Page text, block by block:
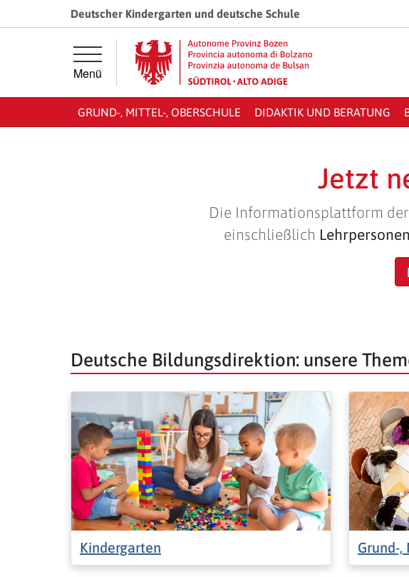
Springe direkt zur Hauptnavigation
Springe direkt zum InhaltDeutscher Kindergarten und deutsche Schule
Menü
GRUND-, MITTEL-, OBERSCHULE DIDAKTIK UND BERATUNG
Jetzt
Die Informationsplattform
einschließlich
Deutsche Bildungsdirektion: unsere
Kindergarten Grund-